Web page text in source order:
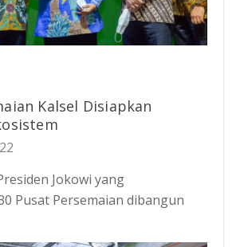
Kalsel Disiapkan
Jokowi yang
Pusat Persemaian dibangun